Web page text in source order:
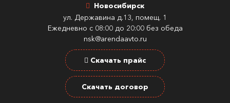
Новосибирск
ул. Державина д.13, помещ. 1
Ежедневно с 08:00 до 20:00 без обеда
nsk@arendaavto.ru
Скачать прайс
Скачать договор